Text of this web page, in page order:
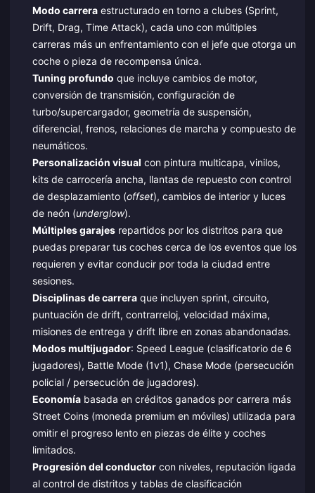
Modo carreraestructurado en torno a clubes (Sprint,
Drift, Drag, Time Attack), cada uno con múltiples
carreras más un enfrentamiento con el jefe que otorga un
coche o pieza de recompensa única.
Tuning profundo que incluye cambios de motor,
conversión de transmisión, configuración de
turbo/supercargador, geometría de suspensión,
diferencial, frenos, relaciones de marcha y compuesto de
neumáticos.
Personalización visual con pintura multicapa, vinilos,
kits de carrocería ancha, llantas de repuesto con control
de desplazamiento (offset), cambios de interior y luces
de neón (underglow).
Múltiples garajesrepartidos por los distritos para que
puedas preparar tus coches cerca de los eventos que los
requieren y evitar conducir por toda la ciudad entre
sesiones.
Disciplinas de carreraque incluyen sprint, circuito,
puntuación de drift, contrarreloj, velocidad máxima,
misiones de entrega y drift libre en zonas abandonadas.
Modos multijugador: Speed League (clasificatorio de 6
jugadores), Battle Mode (1v1), Chase Mode (persecución
policial / persecución de jugadores).
Economíabasada en créditos ganados por carrera más
Street Coins (moneda premium en móviles) utilizada para
omitir el progreso lento en piezas de élite y coches
limitados.
Progresión del conductorcon niveles, reputación ligada
al control de distritos y tablas de clasificación